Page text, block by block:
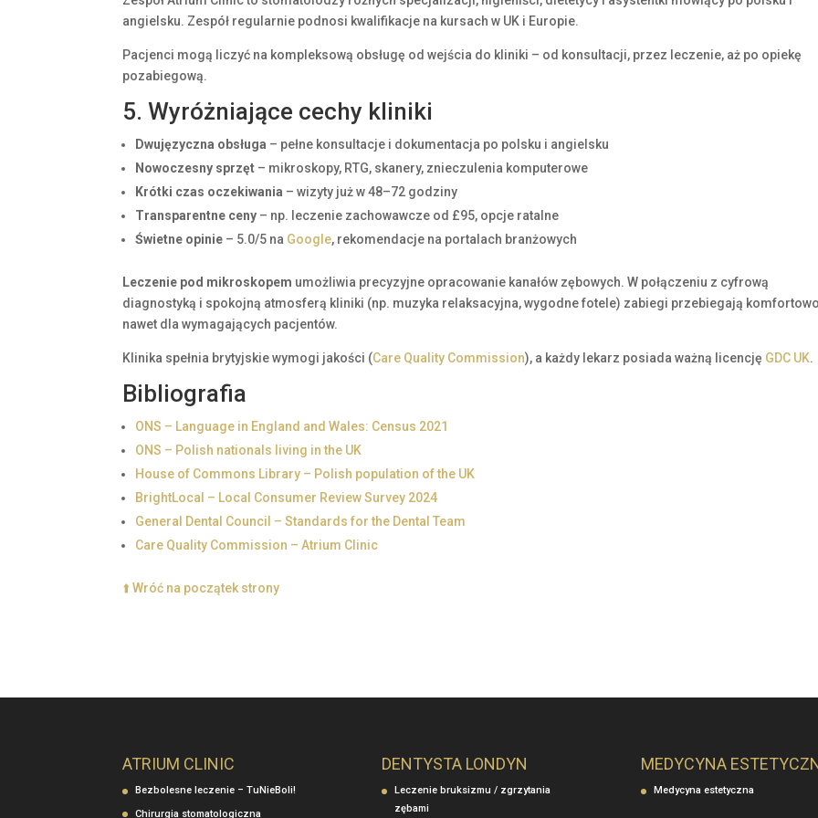
angielsku. Zespół regularnie podnosi kwalifikacje na kursach w UK i Europie.
Pacjenci mogą liczyć na kompleksową obsługę od wejścia do kliniki – od konsultacji, przez leczenie, aż po opiekę
pozabiegową.
5. Wyróżniające cechy kliniki
Dwujęzyczna obsługa – pełne konsultacje i dokumentacja po polsku i angielsku
Nowoczesny sprzęt – mikroskopy, RTG, skanery, znieczulenia komputerowe
Krótki czas oczekiwania – wizyty już w 48–72 godziny
Transparentne ceny – np. leczenie zachowawcze od £95, opcje ratalne
Świetne opinie – 5.0/5 na Google, rekomendacje na portalach branżowych
Leczenie pod mikroskopem umożliwia precyzyjne opracowanie kanałów zębowych. W połączeniu z cyfrową
diagnostyką i spokojną atmosferą kliniki (np. muzyka relaksacyjna, wygodne fotele) zabiegi przebiegają
nawet dla wymagających pacjentów.
Klinika spełnia brytyjskie wymogi jakości (Care Quality Commission), a każdy lekarz posiada ważną licencję GDC UK.
Bibliografia
ONS – Language in England and Wales: Census 2021
ONS – Polish nationals living in the UK
House of Commons Library – Polish population of the UK
BrightLocal – Local Consumer Review Survey 2024
General Dental Council – Standards for the Dental Team
Care Quality Commission – Atrium Clinic
⬆️ Wróć na początek strony
ATRIUM CLINIC
Bezbolesne leczenie – TuNieBoli!
Chirurgia stomatologiczna
DENTYSTA LONDYN
Leczenie bruksizmu / zgrzytania
zębami
MEDYCYNA
Medycyna estetyczna